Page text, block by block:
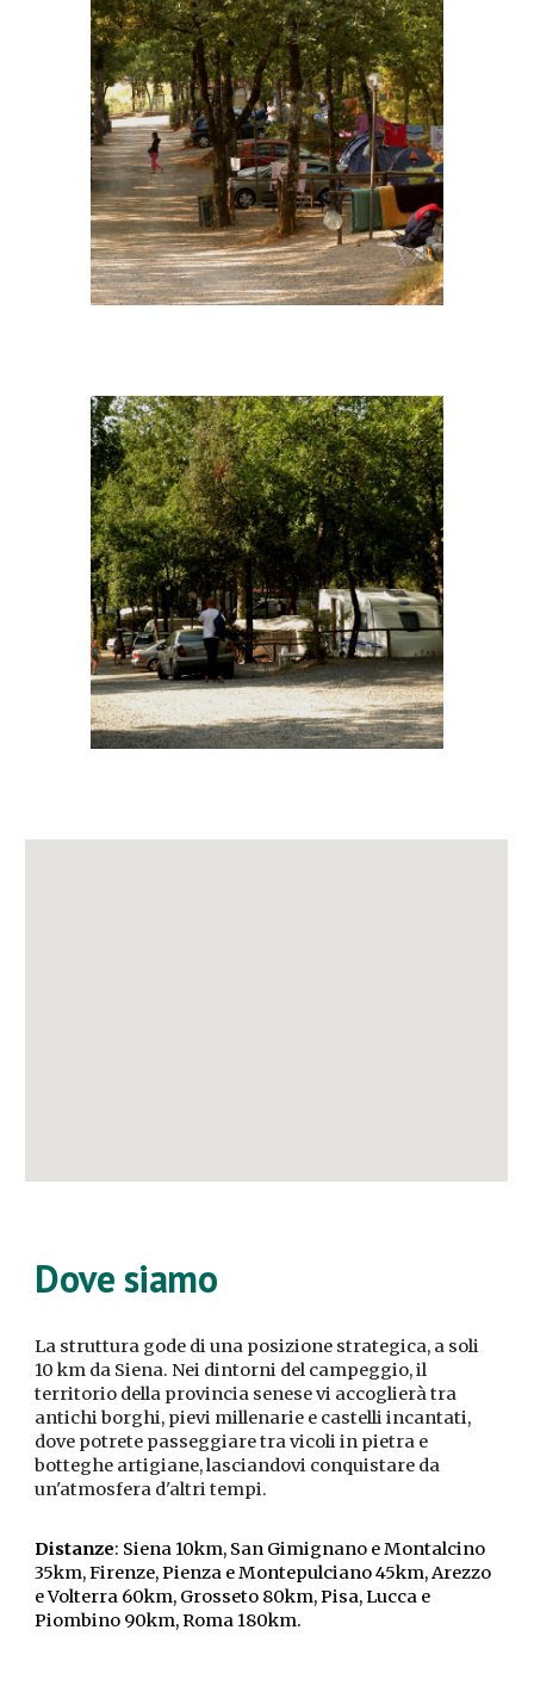
Dove siamo
La struttura gode di una posizione strategica, a soli
10 km da Siena. Nei dintorni del campeggio, il
territorio della provincia senese vi accoglierà tra
antichi borghi, pievi millenarie e castelli incantati,
dove potrete passeggiare tra vicoli in pietra e
botteghe artigiane, lasciandovi conquistare da
un'atmosfera d'altri tempi.
Distanze: Siena 10km, San Gimignano e Montalcino
35km, Firenze, Pienza e Montepulciano 45km, Arezzo
e Volterra 60km, Grosseto 80km, Pisa, Lucca e
Piombino 90km, Roma 180km.